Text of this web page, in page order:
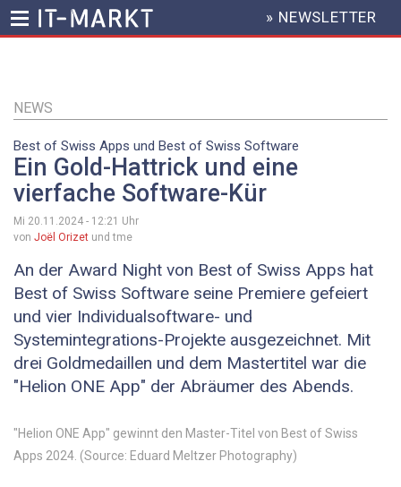
Inhalt
HEADER
MENU
» NEWSLETTER
NEWS
Best of Swiss Apps und Best of Swiss Software
Ein Gold-Hattrick und eine
vierfache Software-Kür
Mi 20.11.2024 - 12:21 Uhr
von Joël Orizet und tme
An der Award Night von Best of Swiss Apps hat
Best of Swiss Software seine Premiere gefeiert
und vier Individualsoftware- und
Systemintegrations-Projekte ausgezeichnet. Mit
drei Goldmedaillen und dem Mastertitel war die
"Helion ONE App" der Abräumer des Abends.
"Helion ONE App" gewinnt den Master-Titel von Best of Swiss
Apps 2024. (Source: Eduard Meltzer Photography)